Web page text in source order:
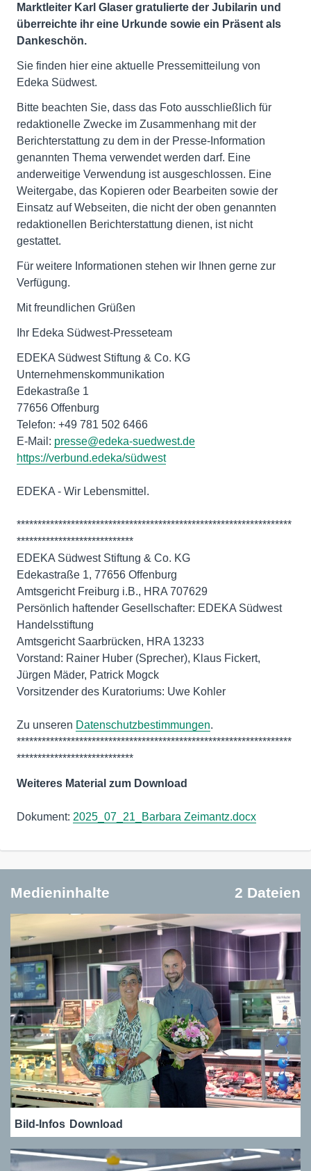
Marktleiter Karl Glaser gratulierte der Jubilarin und
überreichte ihr eine Urkunde sowie ein Präsent als
Dankeschön.
Sie finden hier eine aktuelle Pressemitteilung von
Edeka Südwest.
Bitte beachten Sie, dass das Foto ausschließlich für
redaktionelle Zwecke im Zusammenhang mit der
Berichterstattung zu dem in der Presse-Information
genannten Thema verwendet werden darf. Eine
anderweitige Verwendung ist ausgeschlossen. Eine
Weitergabe, das Kopieren oder Bearbeiten sowie der
Einsatz auf Webseiten, die nicht der oben genannten
redaktionellen Berichterstattung dienen, ist nicht
gestattet.
Für weitere Informationen stehen wir Ihnen gerne zur
Verfügung.
Mit freundlichen Grüßen
Ihr Edeka Südwest-Presseteam
EDEKA Südwest Stiftung & Co. KG
Unternehmenskommunikation
Edekastraße 1
77656 Offenburg
Telefon: +49 781 502 6466
E-Mail: presse@edeka-suedwest.de
https://verbund.edeka/südwest
EDEKA - Wir Lebensmittel.
******************************************************************
****************************
EDEKA Südwest Stiftung & Co. KG
Edekastraße 1, 77656 Offenburg
Amtsgericht Freiburg i.B., HRA 707629
Persönlich haftender Gesellschafter: EDEKA Südwest
Handelsstiftung
Amtsgericht Saarbrücken, HRA 13233
Vorstand: Rainer Huber (Sprecher), Klaus Fickert,
Jürgen Mäder, Patrick Mogck
Vorsitzender des Kuratoriums: Uwe Kohler
Zu unseren Datenschutzbestimmungen.
******************************************************************
****************************
Weiteres Material zum Download
Dokument: 2025_07_21_Barbara Zeimantz.docx
Medieninhalte 2 Dateien
Bild-Infos Download